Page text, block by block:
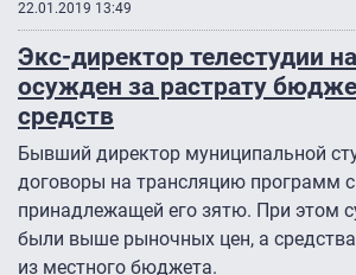
22.01.2019 13:49
Экс-директор телестудии
осужден за растрату
средств
Бывший директор муниципальной
договоры на трансляцию программ
принадлежащей его зятю. При этом
были выше рыночных цен, а
из местного бюджета.